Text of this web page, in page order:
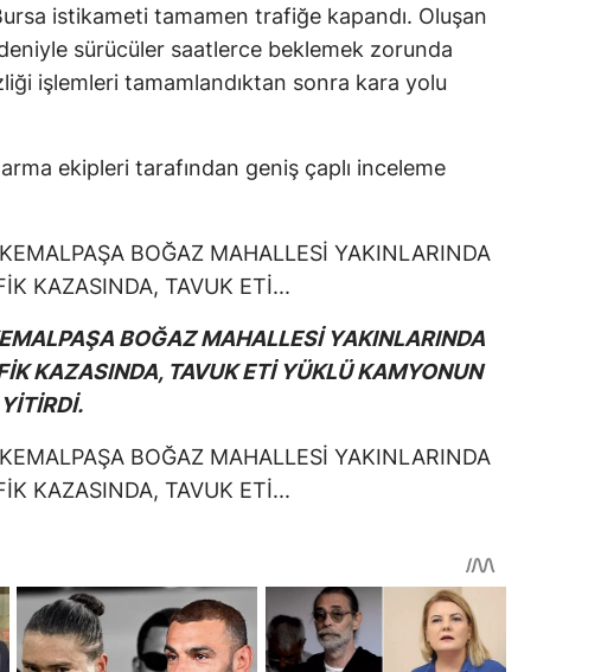
istikameti tamamen trafiğe kapandı. Oluşan
sürücüler saatlerce beklemek zorunda
işlemleri tamamlandıktan sonra kara yolu
ekipleri tarafından geniş çaplı inceleme
BOĞAZ MAHALLESİ YAKINLARINDA
KAZASINDA, TAVUK ETİ YÜKLÜ KAMYONUN